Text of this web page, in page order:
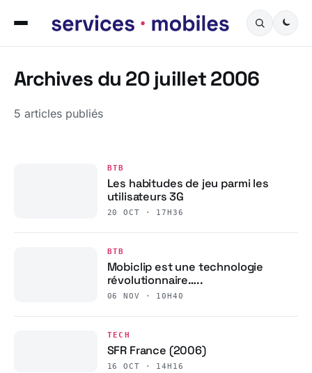
Archives du 20 juillet 2006
5 articles publiés
BTB
Les habitudes de jeu parmi les
utilisateurs 3G
20 OCT · 17H36
BTB
Mobiclip est une technologie
révolutionnaire…..
06 NOV · 10H40
TECH
SFR France (2006)
16 OCT · 14H16